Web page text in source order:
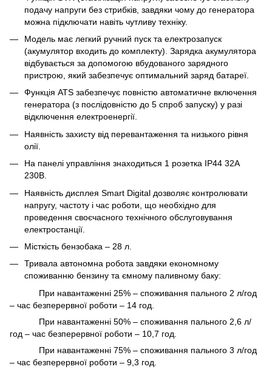
подачу напруги без стрибків, завдяки чому до генератора
можна підключати навіть чутливу техніку.
Модель має легкий ручний пуск та електрозапуск
(акумулятор входить до комплекту). Зарядка акумулятора
відбувається за допомогою вбудованого зарядного
пристрою, який забезпечує оптимальний заряд батареї.
Функція ATS забезпечує повністю автоматичне включення
генератора (з послідовністю до 5 спроб запуску) у разі
відключення електроенергії.
Наявність захисту від перевантаження та низького рівня
олії.
На панелі управління знаходиться 1 розетка IP44 32А
230В.
Наявність дисплея Smart Digital дозволяє контролювати
напругу, частоту і час роботи, що необхідно для
проведення своєчасного технічного обслуговування
електростанції.
Місткість бензобака – 28 л.
Тривала автономна робота завдяки економному
споживанню бензину та ємному паливному баку:
При навантаженні 25% – споживання пального 2 л/год
– час безперервної роботи – 14 год.
При навантаженні 50% – споживання пального 2,6 л/
год – час безперервної роботи – 10,7 год.
При навантаженні 75% – споживання пального 3 л/год
– час безперервної роботи – 9,3 год.